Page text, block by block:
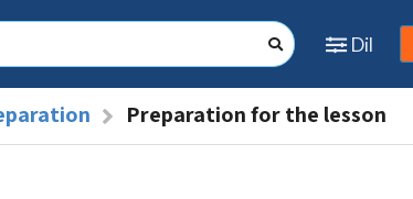
Dil
Preparation for the lesson